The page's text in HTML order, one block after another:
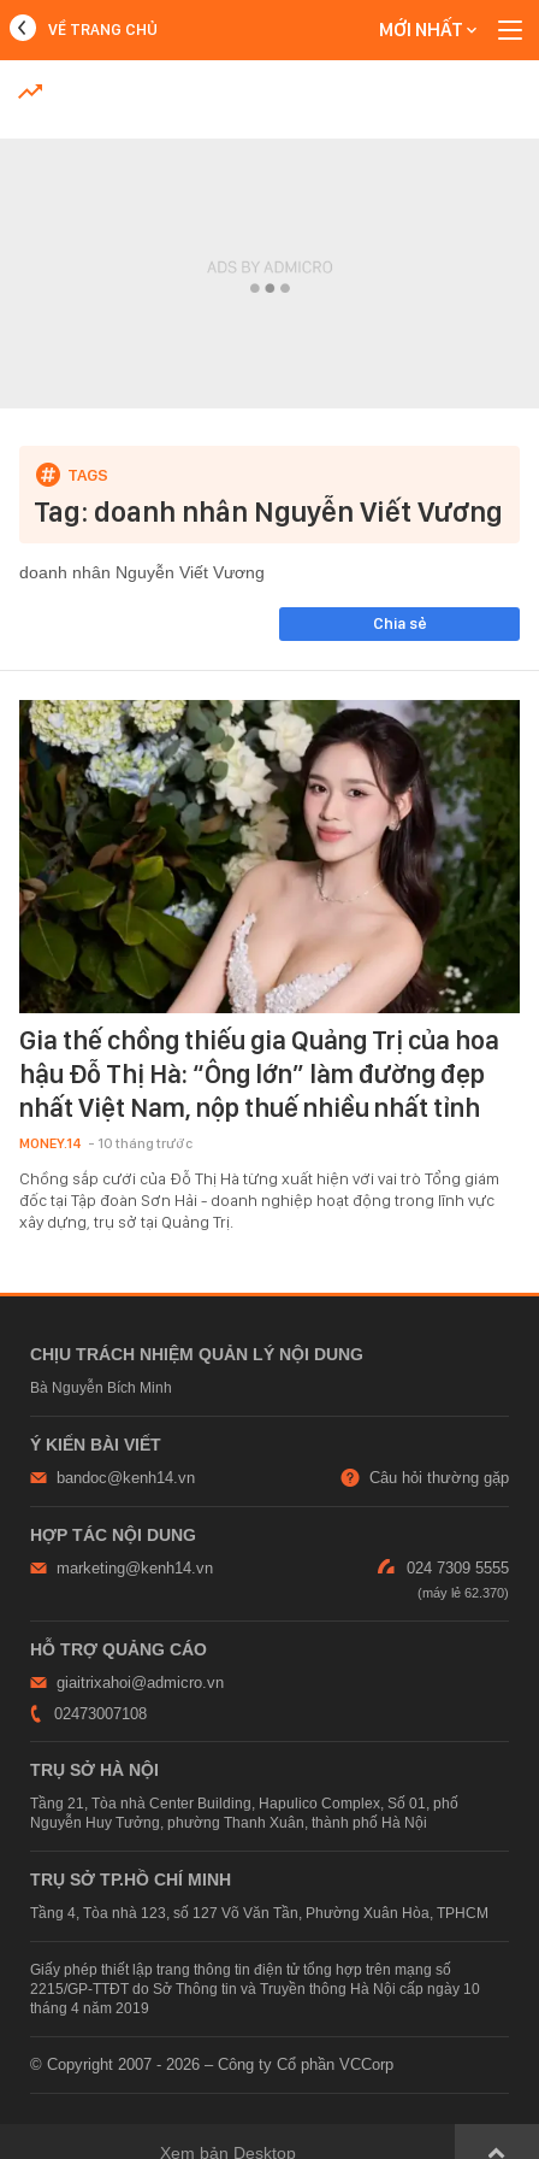
MỚI NHẤT
VỀ TRANG CHỦ MỚI NHẤT
Tag: doanh nhân Nguyễn Viết Vương
doanh nhân Nguyễn Viết Vương
Chia sẻ
Gia thế chồng thiếu gia Quảng Trị của hoa
hậu Đỗ Thị Hà: “Ông lớn” làm đường đẹp
nhất Việt Nam, nộp thuế nhiều nhất tỉnh
MONEY.14 - 10 tháng trước
Chồng sắp cưới của Đỗ Thị Hà từng xuất hiện với vai trò Tổng giám
đốc tại Tập đoàn Sơn Hải - doanh nghiệp hoạt động trong lĩnh vực
xây dựng, trụ sở tại Quảng Trị.
CHỊU TRÁCH NHIỆM QUẢN LÝ NỘI DUNG
Bà Nguyễn Bích Minh
Ý KIẾN BÀI VIẾT
bandoc@kenh14.vn Câu hỏi thường gặp
HỢP TÁC NỘI DUNG
marketing@kenh14.vn 024 7309 5555
HỖ TRỢ QUẢNG CÁO
giaitrixahoi@admicro.vn
02473007108
TRỤ SỞ HÀ NỘI
Tầng 21, Tòa nhà Center Building, Hapulico Complex, Số 01, phố
Nguyễn Huy Tưởng, phường Thanh Xuân, thành phố Hà Nội
TRỤ SỞ TP.HỒ CHÍ MINH
Tầng 4, Tòa nhà 123, số 127 Võ Văn Tần, Phường Xuân Hòa, TPHCM
Giấy phép thiết lập trang thông tin điện tử tổng hợp trên mạng số
2215/GP-TTĐT do Sở Thông tin và Truyền thông Hà Nội cấp ngày 10
tháng 4 năm 2019
© Copyright 2007 - 2026 – Công ty Cổ phần VCCorp
Xem bản Desktop